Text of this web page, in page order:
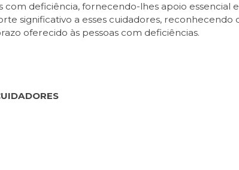
deficiência, fornecendo-lhes apoio essencial
significativo a esses cuidadores, reconhecendo
oferecido às pessoas com deficiências.